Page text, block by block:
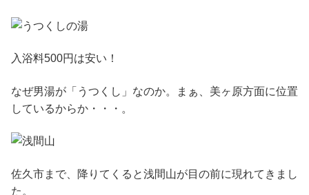
入浴料500円は安い！
なぜ男湯が「うつくし」なのか。まぁ、美ヶ原方面に位置
しているからか・・・。
佐久市まで、降りてくると浅間山が目の前に現れてきまし
た。